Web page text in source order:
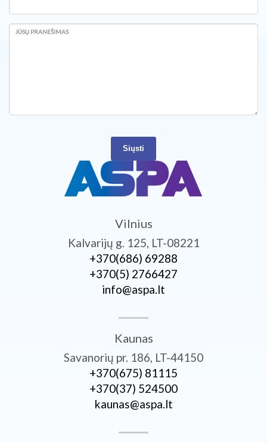
JŪSŲ PRANEŠIMAS
Siųsti
Vilnius
Kalvarijų g. 125, LT-08221
+370­(686) 69288
+370­(5) 2766427
info@aspa.lt
Kaunas
Savanorių pr. 186, LT-44150
+370­(675) 81115
+370­(37) 524500
kaunas@aspa.lt